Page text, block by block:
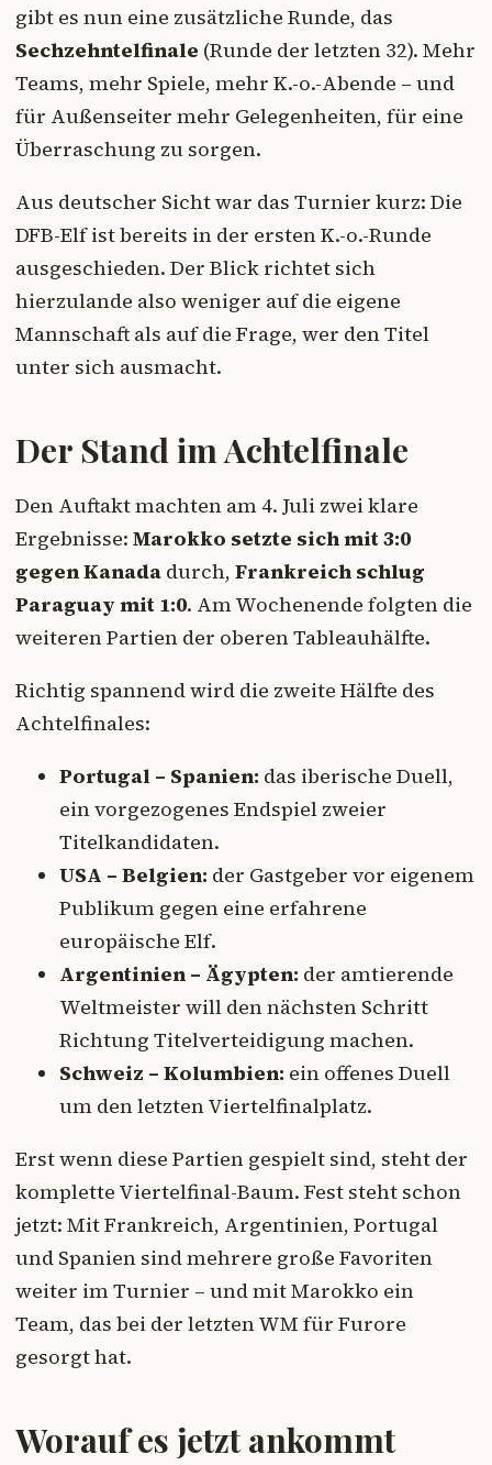
gibt es nun eine zusätzliche Runde, das
Sechzehntelfinale (Runde der letzten 32). Mehr
Teams, mehr Spiele, mehr K.-o.-Abende – und
für Außenseiter mehr Gelegenheiten, für eine
Überraschung zu sorgen.
Aus deutscher Sicht war das Turnier kurz: Die
DFB-Elf ist bereits in der ersten K.-o.-Runde
ausgeschieden. Der Blick richtet sich
hierzulande also weniger auf die eigene
Mannschaft als auf die Frage, wer den Titel
unter sich ausmacht.
Der Stand im Achtelfinale
Den Auftakt machten am 4. Juli zwei klare
Ergebnisse: Marokko setzte sich mit 3:0
gegen Kanada durch, Frankreich schlug
Paraguay mit 1:0. Am Wochenende folgten die
weiteren Partien der oberen Tableauhälfte.
Richtig spannend wird die zweite Hälfte des
Achtelfinales:
Portugal – Spanien: das iberische Duell,
ein vorgezogenes Endspiel zweier
Titelkandidaten.
USA – Belgien: der Gastgeber vor eigenem
Publikum gegen eine erfahrene
europäische Elf.
Argentinien – Ägypten: der amtierende
Weltmeister will den nächsten Schritt
Richtung Titelverteidigung machen.
Schweiz – Kolumbien: ein offenes Duell
um den letzten Viertelfinalplatz.
Erst wenn diese Partien gespielt sind, steht der
komplette Viertelfinal-Baum. Fest steht schon
jetzt: Mit Frankreich, Argentinien, Portugal
und Spanien sind mehrere große Favoriten
weiter im Turnier – und mit Marokko ein
Team, das bei der letzten WM für Furore
gesorgt hat.
Worauf es jetzt ankommt